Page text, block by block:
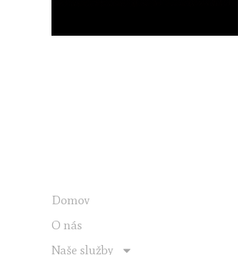
Domov
O nás
Naše služby